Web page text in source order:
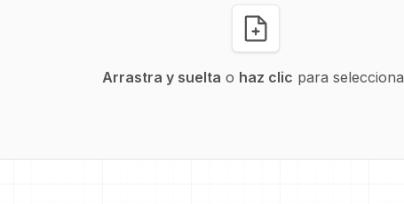
Arrastra y suelta o haz clic para